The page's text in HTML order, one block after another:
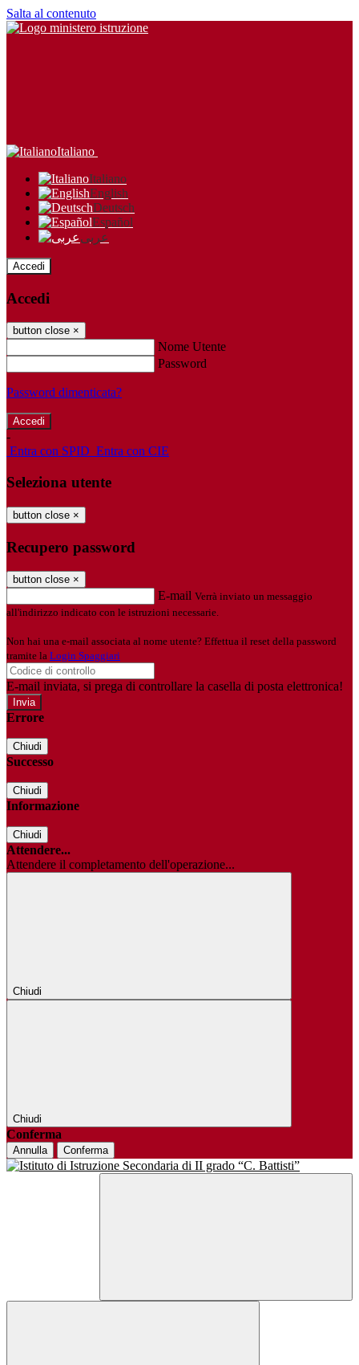
Salta al contenuto
Italiano
Italiano
English
Deutsch
Español
عربى
Accedi
Accedi
button close ×
Nome Utente
Password
Password dimenticata?
-
Entra con SPID Entra con CIE
Seleziona utente
button close ×
Recupero password
button close ×
E-mail Verrà inviato un messaggio
all'indirizzo indicato con le istruzioni necessarie.
Non hai una e-mail associata al nome utente? Effettua il reset della password
tramite la Login Spaggiari
E-mail inviata, si prega di controllare la casella di posta elettronica!
Errore
Chiudi
Successo
Chiudi
Informazione
Chiudi
Attendere...
Attendere il completamento dell'operazione...
Chiudi
Chiudi
Conferma
Annulla Conferma